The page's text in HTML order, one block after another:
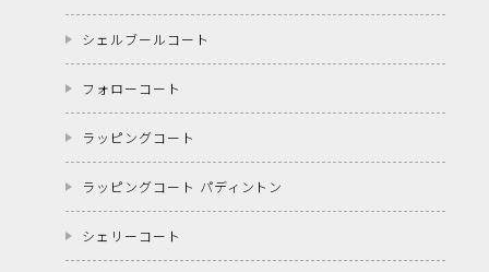
シェルブールコート
フォローコート
ラッピングコート
ラッピングコート パディントン
シェリーコート